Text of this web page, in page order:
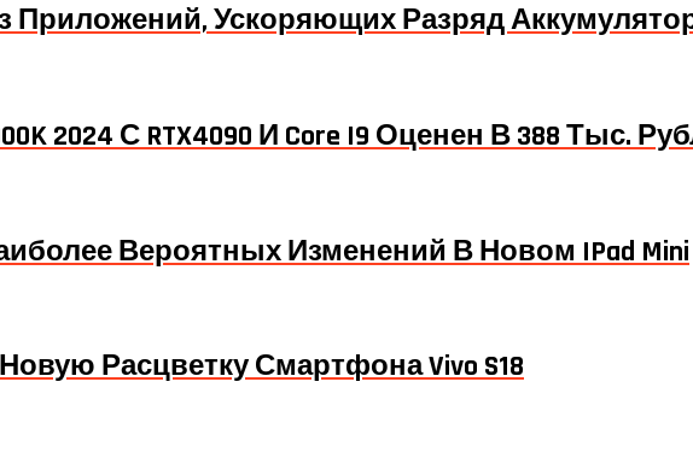
Приложений, Ускоряющих Разряд
2024 С RTX4090 И Core I9 Оценен В 388 Тыс.
Вероятных Изменений В Новом IPad Mini
Расцветку Смартфона Vivo S18